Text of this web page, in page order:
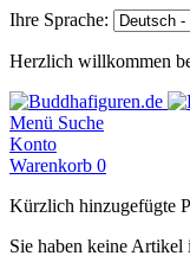
Ihre Sprache:
Herzlich willkommen
Menü Suche
Konto
Warenkorb 0
Kürzlich hinzugefügte
Sie haben keine